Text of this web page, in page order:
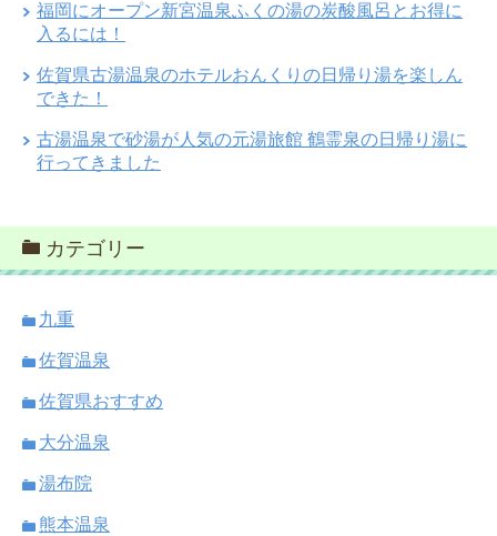
福岡にオープン新宮温泉ふくの湯の炭酸風呂とお得に
入るには！
佐賀県古湯温泉のホテルおんくりの日帰り湯を楽しん
できた！
古湯温泉で砂湯が人気の元湯旅館 鶴霊泉の日帰り湯に
行ってきました
カテゴリー
九重
佐賀温泉
佐賀県おすすめ
大分温泉
湯布院
熊本温泉